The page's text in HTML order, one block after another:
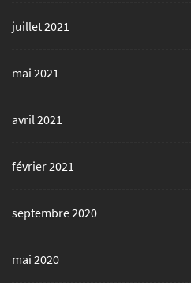
juillet 2021
mai 2021
avril 2021
février 2021
septembre 2020
mai 2020